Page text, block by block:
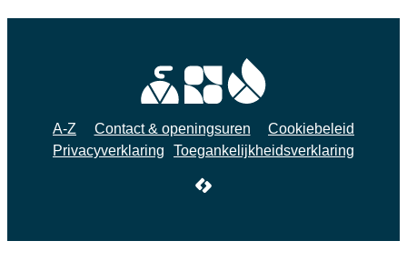
A-Z Contact & openingsuren
Cookiebeleid
Privacyverklaring
Toegankelijkheidsverklaring
LCP nv 2026 ©